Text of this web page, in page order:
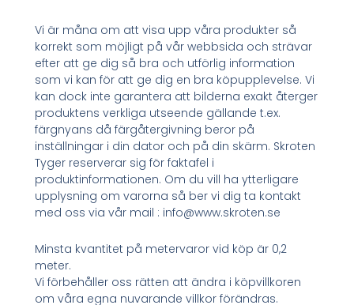
Vi är måna om att visa upp våra produkter så
korrekt som möjligt på vår webbsida och strävar
efter att ge dig så bra och utförlig information
som vi kan för att ge dig en bra köpupplevelse. Vi
kan dock inte garantera att bilderna exakt återger
produktens verkliga utseende gällande t.ex.
färgnyans då färgåtergivning beror på
inställningar i din dator och på din skärm. Skroten
Tyger reserverar sig för faktafel i
produktinformationen. Om du vill ha ytterligare
upplysning om varorna så ber vi dig ta kontakt
med oss via vår mail : info@www.skroten.se
Minsta kvantitet på metervaror vid köp är 0,2
meter.
Vi förbehåller oss rätten att ändra i köpvillkoren
om våra egna nuvarande villkor förändras.